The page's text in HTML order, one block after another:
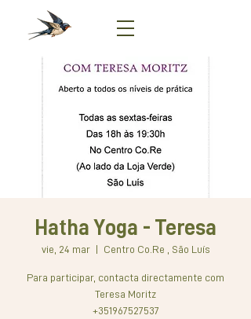
Hatha Yoga - Teresa
vie, 24 mar
  |
Centro Co.Re , São Luís
Para participar, contacta directamente com
Teresa Moritz
+351967527537